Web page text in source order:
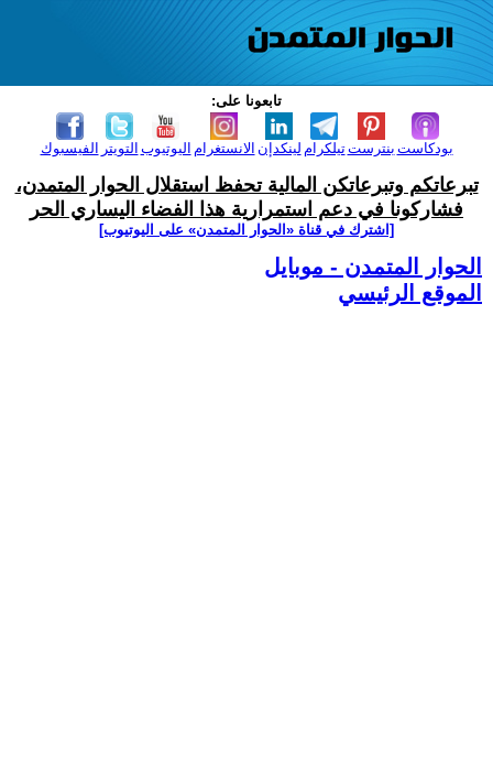
تابعونا على:
الفيسبوك التويتر اليوتيوب الانستغرام لينكدإن تيلكرامبنترست بودكاست
تبرعاتكم وتبرعاتكن المالية تحفظ استقلال الحوار المتمدن،
فشاركونا في دعم استمرارية هذا الفضاء اليساري الحر
[اشترك في قناة ‫«الحوار المتمدن» على اليوتيوب]
الحوار المتمدن - موبايل
الموقع الرئيسي